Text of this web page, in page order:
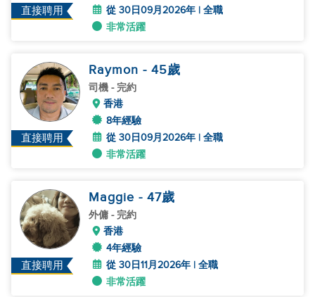
直接聘用
從 30日09月2026年 | 全職
非常活躍
直接聘用
Raymon - 45歲
司機 - 完約
香港
8年經驗
從 30日09月2026年 | 全職
非常活躍
直接聘用
Maggie - 47歲
外傭 - 完約
香港
4年經驗
從 30日11月2026年 | 全職
非常活躍